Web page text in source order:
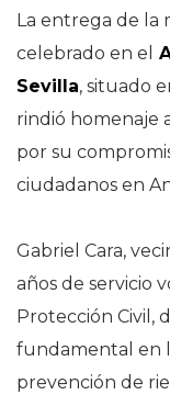
La entrega de la
celebrado en el
Sevilla, situado
rindió homenaje
por su
ciudadanos en
Gabriel Cara,
años de servicio
Protección Civil,
fundamental en
prevención de